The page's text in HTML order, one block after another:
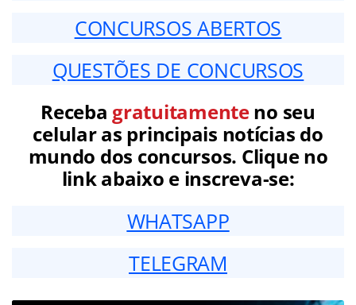
CONCURSOS ABERTOS
QUESTÕES DE CONCURSOS
Receba gratuitamenteno seu
celular as principais notícias do
mundo dos concursos. Clique no
link abaixo e inscreva-se:
WHATSAPP
TELEGRAM